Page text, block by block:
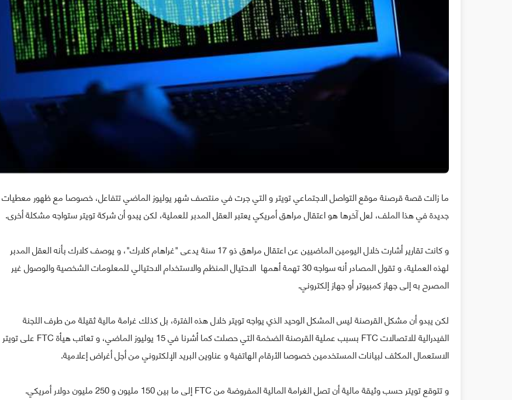
ما زالت قصة قرصنة موقع التواصل الاجتماعي تويتر و التي جرت في منتصف شهر يوليوز الماضي تتفاعل، خصوصا مع ظهور معطيات
جديدة في هذا الملف، لعل آخرها هو اعتقال مراهق أمريكي يعتبر العقل المدبر للعملية، لكن يبدو أن شركة تويتر ستواجه مشكلة أخرى.
و كانت تقارير أشارت خلال اليومين الماضيين عن اعتقال مراهق ذو 17 سنة يدعى "غراهام كلارك"، و يوصف كلارك بأنه العقل المدبر
لهذه العملية، و تقول المصادر أنه سواجه 30 تهمة أهمها الاحتيال المنظم والاستخدام الاحتيالي للمعلومات الشخصية والوصول غير
المصرح به إلى جهاز كمبيوتر أو جهاز إلكتروني.
لكن يبدو أن مشكل القرصنة ليس المشكل الوحيد الذي يواجه تويتر خلال هذه الفترة، بل كذلك غرامة مالية ثقيلة من طرف اللجنة
الفيدرالية للاتصالات FTC بسبب عملية القرصنة الضخمة التي حصلت كما أشرنا في 15 يوليوز الماضي، و تعاتب هيأة FTC على تويتر
الاستعمال المكثف لبيانات المستخدمين خصوصا الأرقام الهاتفية و عناوين البريد الإلكتروني من أجل أغراض إعلامية.
و تتوقع تويتر حسب وثيقة مالية أن تصل الغرامة المالية المفروضة من FTC إلى ما بين 150 مليون و 250 مليون دولار أمريكي.